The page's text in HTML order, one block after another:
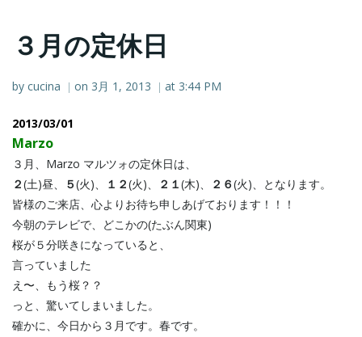
３月の定休日
by cucina | on 3月 1, 2013 | at 3:44 PM
2013/03/01
Marzo
３月、Marzo マルツォの定休日は、
２(土)昼、 ５(火)、 １２(火)、 ２１(木)、 ２６(火)、となります。
皆様のご来店、心よりお待ち申しあげております！！！
今朝のテレビで、どこかの(たぶん関東)
桜が５分咲きになっていると、
言っていました
え〜、もう桜？？
っと、驚いてしまいました。
確かに、今日から３月です。春です。